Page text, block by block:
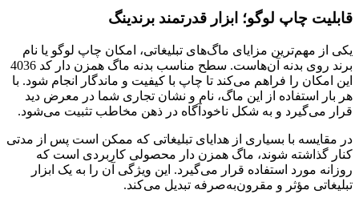
قابلیت چاپ لوگو؛ ابزار قدرتمند برندینگ
یکی از مهم‌ترین مزایای ماگ‌های تبلیغاتی، امکان چاپ لوگو یا نام
برند روی بدنه آن‌هاست. سطح مناسب بدنه ماگ همزن دار کد 4036
این امکان را فراهم می‌کند تا چاپ با کیفیت و ماندگار انجام شود. با
هر بار استفاده از این ماگ، نام و نشان تجاری شما در معرض دید
قرار می‌گیرد و به شکل ناخودآگاه در ذهن مخاطب تثبیت می‌شود.
در مقایسه با بسیاری از هدایای تبلیغاتی که ممکن است پس از مدتی
کنار گذاشته شوند، ماگ همزن دار محصولی کاربردی است که
روزانه مورد استفاده قرار می‌گیرد. این ویژگی آن را به یک ابزار
تبلیغاتی مؤثر و مقرون‌به‌صرفه تبدیل می‌کند.